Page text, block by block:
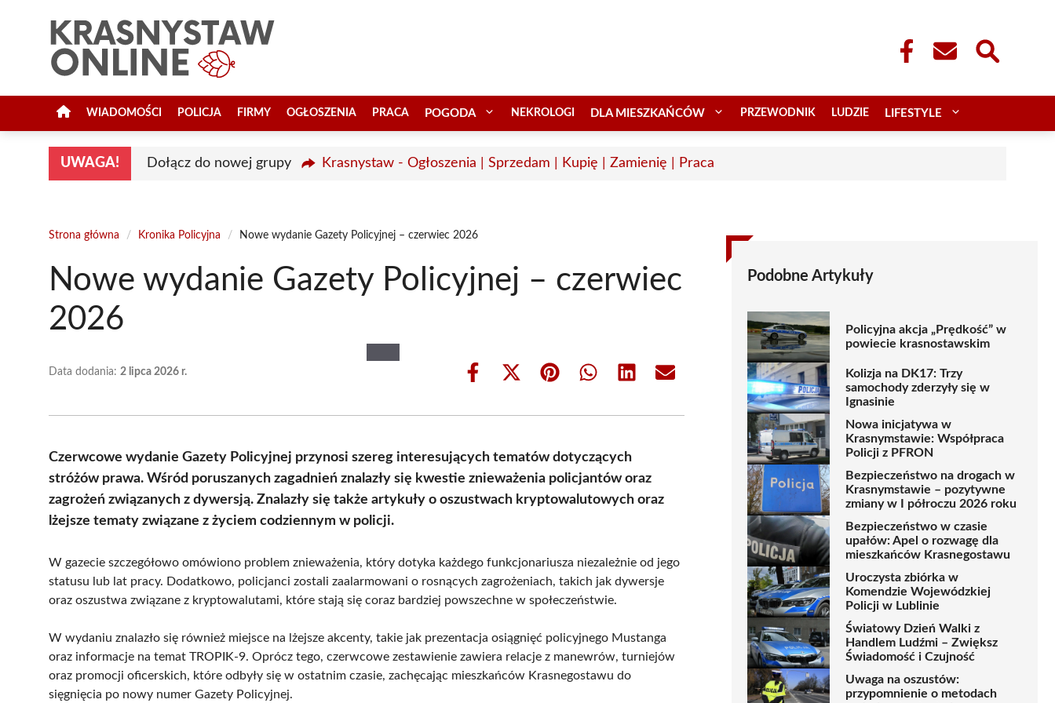
WIADOMOŚCI POLICJA FIRMY OGŁOSZENIA PRACA POGODA NEKROLOGI DLA MIESZKAŃCÓW PRZEWODNIK LUDZIE LIFESTYLE
UWAGA! Dołącz do nowej grupy Krasnystaw - Ogłoszenia | Sprzedam | Kupię | Zamienię | Praca
Strona główna / Kronika Policyjna / Nowe wydanie Gazety Policyjnej – czerwiec 2026
Nowe wydanie Gazety Policyjnej – czerwiec
2026
Data dodania: 2 lipca 2026 r.
Share
Share
(Twitter)
Share Share Share Share
Czerwcowe wydanie Gazety Policyjnej przynosi szereg interesujących tematów dotyczących
stróżów prawa. Wśród poruszanych zagadnień znalazły się kwestie znieważenia policjantów oraz
zagrożeń związanych z dywersją. Znalazły się także artykuły o oszustwach kryptowalutowych oraz
lżejsze tematy związane z życiem codziennym w policji.
W gazecie szczegółowo omówiono problem znieważenia, który dotyka każdego funkcjonariusza niezależnie od jego
statusu lub lat pracy. Dodatkowo, policjanci zostali zaalarmowani o rosnących zagrożeniach, takich jak dywersje
oraz oszustwa związane z kryptowalutami, które stają się coraz bardziej powszechne w społeczeństwie.
W wydaniu znalazło się również miejsce na lżejsze akcenty, takie jak prezentacja osiągnięć policyjnego Mustanga
oraz informacje na temat TROPIK-9. Oprócz tego, czerwcowe zestawienie zawiera relacje z manewrów, turniejów
oraz promocji oficerskich, które odbyły się w ostatnim czasie, zachęcając mieszkańców Krasnegostawu do
sięgnięcia po nowy numer Gazety Policyjnej.
Podobne Artykuły
Policyjna akcja „Prędkość” w
powiecie krasnostawskim
Kolizja na DK17: Trzy
samochody zderzyły się w
Ignasinie
Nowa inicjatywa w
Krasnymstawie: Współpraca
Policji z PFRON
Bezpieczeństwo na drogach w
Krasnymstawie – pozytywne
zmiany w I półroczu 2026 roku
Bezpieczeństwo w czasie
upałów: Apel o rozwagę dla
mieszkańców Krasnegostawu
Uroczysta zbiórka w
Komendzie Wojewódzkiej
Policji w Lublinie
Światowy Dzień Walki z
Handlem Ludźmi – Zwiększ
Świadomość i Czujność
Uwaga na oszustów:
przypomnienie o metodach